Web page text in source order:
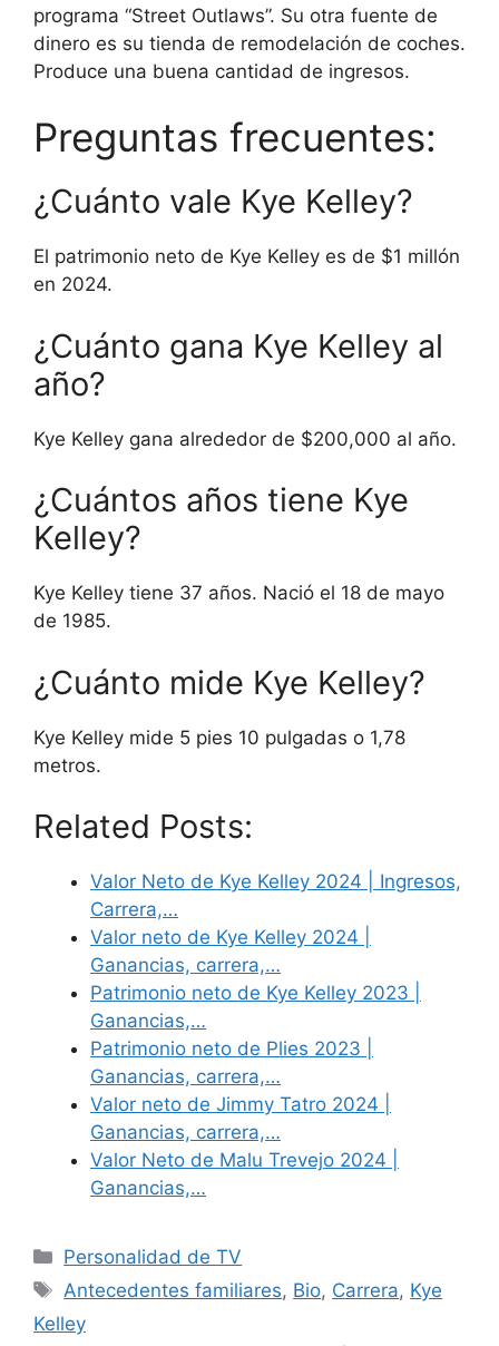
programa “Street Outlaws”. Su otra fuente de
dinero es su tienda de remodelación de coches.
Produce una buena cantidad de ingresos.
Preguntas frecuentes:
¿Cuánto vale Kye Kelley?
El patrimonio neto de Kye Kelley es de $1 millón
en 2024.
¿Cuánto gana Kye Kelley al
año?
Kye Kelley gana alrededor de $200,000 al año.
¿Cuántos años tiene Kye
Kelley?
Kye Kelley tiene 37 años. Nació el 18 de mayo
de 1985.
¿Cuánto mide Kye Kelley?
Kye Kelley mide 5 pies 10 pulgadas o 1,78
metros.
Related Posts:
Valor Neto de Kye Kelley 2024 | Ingresos,
Carrera,…
Valor neto de Kye Kelley 2024 |
Ganancias, carrera,…
Patrimonio neto de Kye Kelley 2023 |
Ganancias,…
Patrimonio neto de Plies 2023 |
Ganancias, carrera,…
Valor neto de Jimmy Tatro 2024 |
Ganancias, carrera,…
Valor Neto de Malu Trevejo 2024 |
Ganancias,…
Categories
Personalidad de TV
Tags
Antecedentes familiares, Bio, Carrera, Kye
Kelley